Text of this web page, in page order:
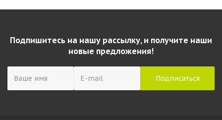
Подпишитесь на нашу рассылку, и получите наши
новые предложения!